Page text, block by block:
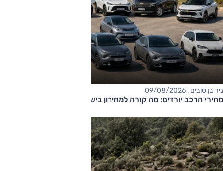
ניר בן טובים , 09/08/2026
מחירי הרכב יורדים: מה קורה למחירון בישראל?